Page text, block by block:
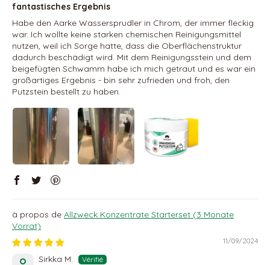
fantastisches Ergebnis
Habe den Aarke Wassersprudler in Chrom, der immer fleckig
war. Ich wollte keine starken chemischen Reinigungsmittel
nutzen, weil ich Sorge hatte, dass die Oberflächenstruktur
dadurch beschädigt wird. Mit dem Reinigungsstein und dem
beigefügten Schwamm habe ich mich getraut und es war ein
großartiges Ergebnis - bin sehr zufrieden und froh, den
Putzstein bestellt zu haben.
Allzweck Konzentrate Starterset (3 Monate
Vorrat)
11/09/2024
Sirkka M.